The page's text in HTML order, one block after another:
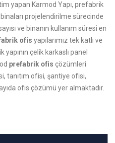
yapan Karmod Yapı, prefabrik
binaları projelendirilme sürecinde
ve binanın kullanım süresi en
ofis yapılarımız tek katlı ve
çelik karkaslı panel
prefabrik ofis çözümleri
tanıtım ofisi, şantiye ofisi,
ofis çözümü yer almaktadır.